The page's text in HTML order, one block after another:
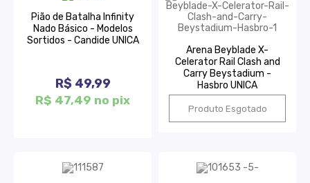
Pião de Batalha Infinity
Nado Básico - Modelos
Sortidos - Candide UNICA
R$ 49,99
R$ 47,49 no pix
Arena Beyblade X-
Celerator Rail Clash and
Carry Beystadium -
Hasbro UNICA
Produto Esgotado